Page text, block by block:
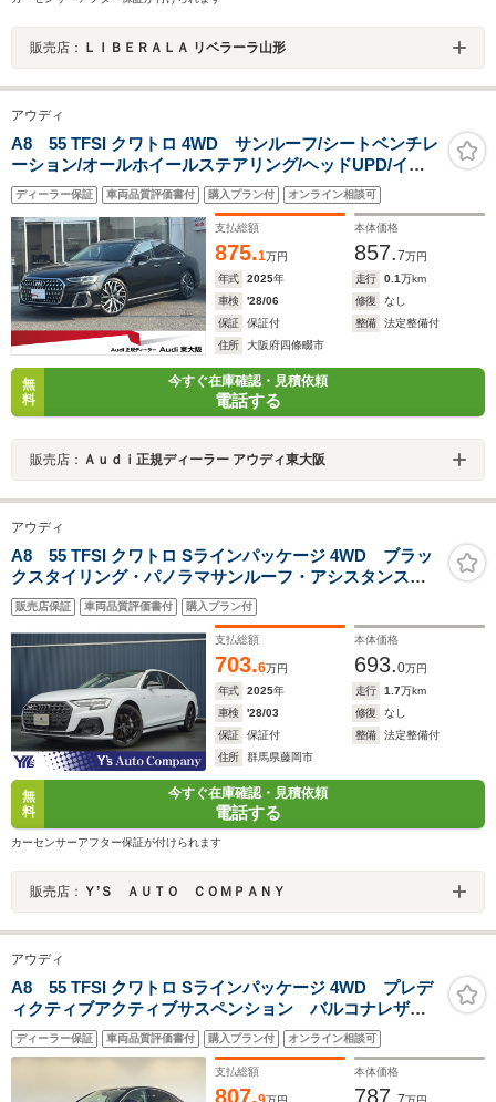
販売店： ＬＩＢＥＲＡＬＡ リベラーラ山形
アウディ
A8 55 TFSI クワトロ 4WD サンルーフ/シートベンチレ
ーション/オールホイールステアリング/ヘッドUPD/イー
ジークローザードア/リヤシェード/バング&オルフセン/コ
ンフォートPKG/21AW/マトリクスLED/360度カメラ/認定
中古車
ディーラー保証 車両品質評価書付 購入プラン付 オンライン相談可
支払総額
875.1万円
本体価格
857.7万円
年式
2025年 走行 0.1万km
車検
'28/06 修復
なし
保証
保証付 整備
法定整備付
住所
大阪府四條畷市
無
料
今すぐ在庫確認・見積依頼
電話する
販売店： Ａｕｄｉ正規ディーラー アウディ東大阪
アウディ
A8 55 TFSI クワトロ Sラインパッケージ 4WD ブラッ
クスタイリング・パノラマサンルーフ・アシスタンス
PKG・OP21インチアルミ・Bang&Olufsen3Dサウンド・
ステアリングヒーター・デジタルマトリクスLED・シー
トヒーター・ベンチレーション・マッサージ機能
販売店保証 車両品質評価書付 購入プラン付
支払総額
703.6万円
本体価格
693.0万円
年式
2025年 走行 1.7万km
車検
'28/03 修復
なし
保証
保証付 整備
法定整備付
住所
群馬県藤岡市
無
料
今すぐ在庫確認・見積依頼
電話する
カーセンサーアフター保証が付けられます
販売店： Ｙ’Ｓ ＡＵＴＯ ＣＯＭＰＡＮＹ
アウディ
A8 55 TFSI クワトロ Sラインパッケージ 4WD プレデ
ィクティブアクティブサスペンション バルコナレザ
ー Bang&Olufsen コンフォートパッケージ Sライン
スタイリングパッケージ AW5ダブルスポーク/ガルヴァ
ディーラー保証 車両品質評価書付 購入プラン付 オンライン相談可
支払総額
807.
本体価格
787.